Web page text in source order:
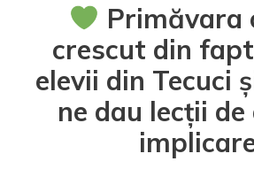
Primăvara
crescut din
elevii din Tecuci
ne dau lecții